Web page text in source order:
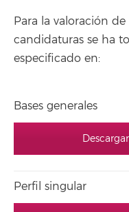
Para la valoración
candidaturas se ha
especificado en:
Bases generales
Perfil singular